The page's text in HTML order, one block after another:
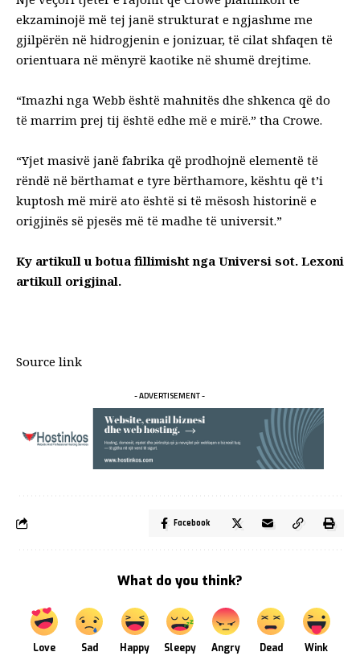
ekzaminojë më tej janë strukturat e ngjashme me
gjilpërën në hidrogjenin e jonizuar, të cilat shfaqen të
orientuara në mënyrë kaotike në shumë drejtime.
“Imazhi nga Webb është mahnitës dhe shkenca që do
të marrim prej tij është edhe më e mirë.” tha Crowe.
“Yjet masivë janë fabrika që prodhojnë elementë të
rëndë në bërthamat e tyre bërthamore, kështu që t’i
kuptosh më mirë ato është si të mësosh historinë e
origjinës së pjesës më të madhe të universit.”
Ky artikull u botua fillimisht nga Universi sot. Lexoni
artikull origjinal.
Source link
- ADVERTISEMENT -
Facebook
What do you think?
Love Sad Happy Sleepy Angry Dead Wink